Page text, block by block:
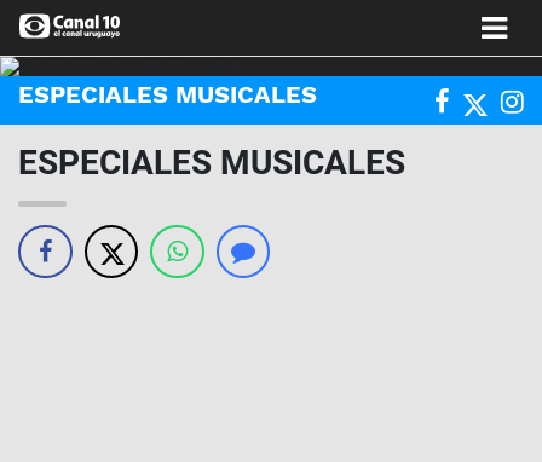
ESPECIALES MUSICALES
ESPECIALES MUSICALES